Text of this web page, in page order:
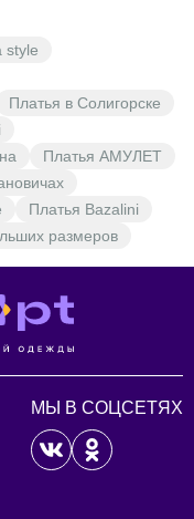
style
Платья в Солигорске
Платья АМУЛЕТ
Платья Bazalini
размеров
МЫ В СОЦСЕТЯХ